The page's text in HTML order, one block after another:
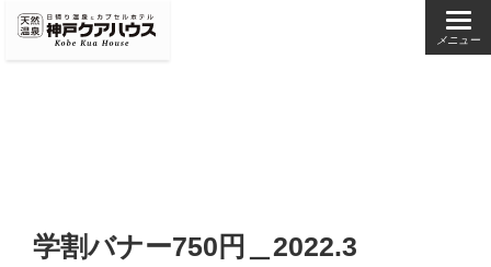
メニュー
学割バナー750円＿2022.3